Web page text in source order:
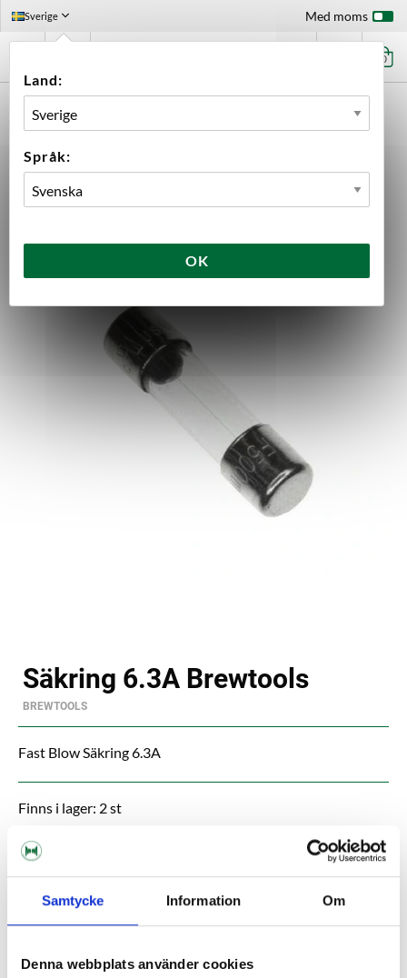
Samtycke Information Om
Denna webbplats använder cookies
Sverige
Land:
Språk:
OK
Med moms
0
SÄKRING 6.3A BREWTOOLS
Säkring 6.3A Brewtools
BREWTOOLS
Fast Blow Säkring 6.3A
Finns i lager: 2 st
19 kr
Skickas inom 1-3 arbetsdagar